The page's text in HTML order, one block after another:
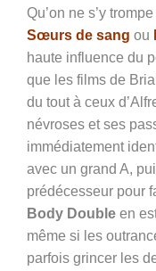
Qu’on ne s’y
Sœurs de sang ou
haute influence du
que les films de
du tout à ceux
névroses et ses
immédiatement
avec un grand A,
prédécesseur pour
Body Double en
même si les
parfois grincer les